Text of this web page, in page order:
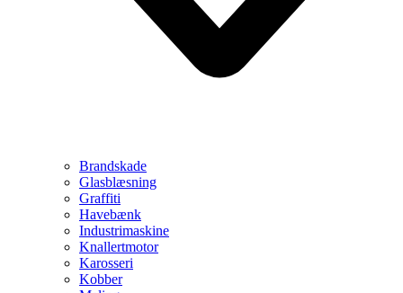
Brandskade
Glasblæsning
Graffiti
Havebænk
Industrimaskine
Knallertmotor
Karosseri
Kobber